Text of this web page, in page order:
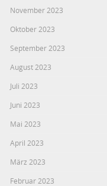
November 2023
Oktober 2023
September 2023
August 2023
Juli 2023
Juni 2023
Mai 2023
April 2023
März 2023
Februar 2023